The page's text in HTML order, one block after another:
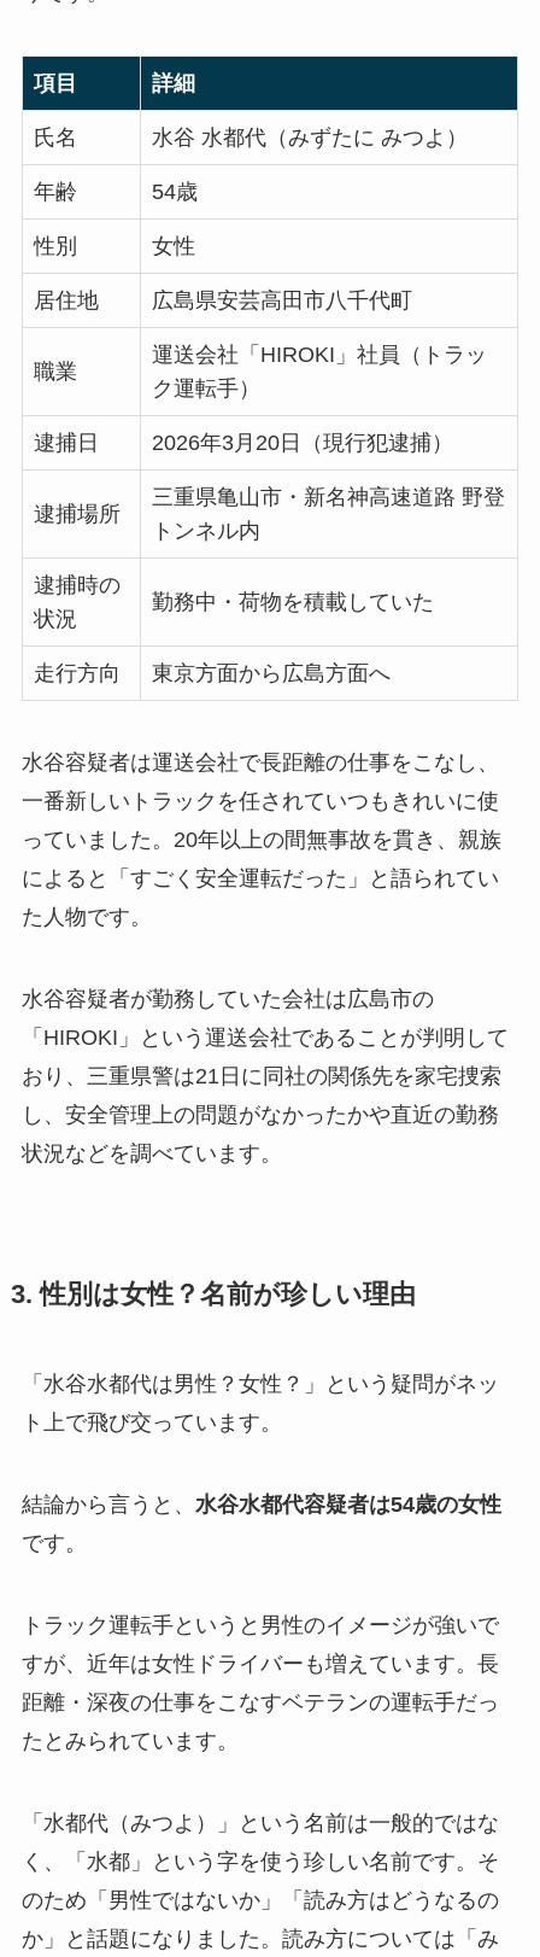
項目 詳細
氏名 水谷 水都代（みずたに みつよ）
年齢 54歳
性別 女性
居住地 広島県安芸高田市八千代町
職業
運送会社「HIROKI」社員（トラッ
ク運転手）
逮捕日 2026年3月20日（現行犯逮捕）
逮捕場所
三重県亀山市・新名神高速道路 野登
トンネル内
逮捕時の
状況
勤務中・荷物を積載していた
走行方向 東京方面から広島方面へ
水谷容疑者は運送会社で長距離の仕事をこなし、
一番新しいトラックを任されていつもきれいに使
っていました。20年以上の間無事故を貫き、親族
によると「すごく安全運転だった」と語られてい
た人物です。
水谷容疑者が勤務していた会社は広島市の
「HIROKI」という運送会社であることが判明して
おり、三重県警は21日に同社の関係先を家宅捜索
し、安全管理上の問題がなかったかや直近の勤務
状況などを調べています。
3. 性別は女性？名前が珍しい理由
「水谷水都代は男性？女性？」という疑問がネッ
ト上で飛び交っています。
結論から言うと、 水谷水都代容疑者は54歳の女性
です。
トラック運転手というと男性のイメージが強いで
すが、近年は女性ドライバーも増えています。長
距離・深夜の仕事をこなすベテランの運転手だっ
たとみられています。
「水都代（みつよ）」という名前は一般的ではな
く、「水都」という字を使う珍しい名前です。そ
のため「男性ではないか」「読み方はどうなるの
か」と話題になりました。読み方については「み